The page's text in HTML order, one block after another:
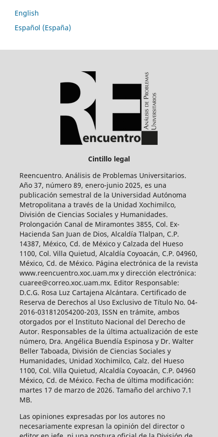
English
Español (España)
Cintillo legal
Reencuentro. Análisis de Problemas Universitarios.
Año 37, número 89, enero-junio 2025, es una
publicación semestral de la Universidad Autónoma
Metropolitana a través de la Unidad Xochimilco,
División de Ciencias Sociales y Humanidades.
Prolongación Canal de Miramontes 3855, Col. Ex-
Hacienda San Juan de Dios, Alcaldía Tlalpan, C.P.
14387, México, Cd. de México y Calzada del Hueso
1100, Col. Villa Quietud, Alcaldía Coyoacán, C.P. 04960,
México, Cd. de México. Página electrónica de la revista
www.reencuentro.xoc.uam.mx y dirección electrónica:
cuaree@correo.xoc.uam.mx. Editor Responsable:
D.C.G. Rosa Luz Cartajena Alcántara. Certificado de
Reserva de Derechos al Uso Exclusivo de Título No. 04-
2016-031812054200-203, ISSN en trámite, ambos
otorgados por el Instituto Nacional del Derecho de
Autor. Responsables de la última actualización de este
número, Dra. Angélica Buendía Espinosa y Dr. Walter
Beller Taboada, División de Ciencias Sociales y
Humanidades, Unidad Xochimilco, Calz. del Hueso
1100, Col. Villa Quietud, Alcaldía Coyoacán, C.P. 04960
México, Cd. de México. Fecha de última modificación:
martes 17 de marzo de 2026. Tamaño del archivo 7.1
MB.
Las opiniones expresadas por los autores no
necesariamente expresan la opinión del director o